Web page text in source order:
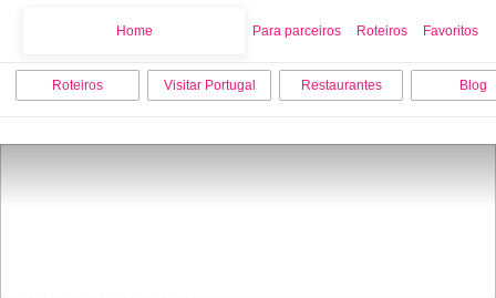
Home Para parceiros Roteiros Favoritos
Roteiros Visitar Portugal Restaurantes Blog